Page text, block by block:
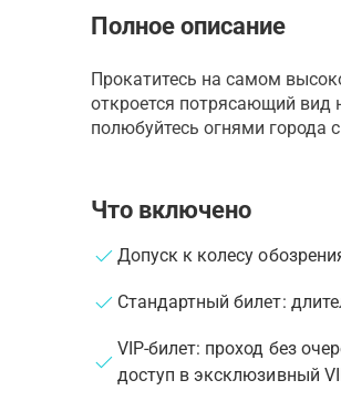
Полное описание
Прокатитесь на самом
откроется потрясающий вид
полюбуйтесь огнями города
Что включено
Допуск к колесу
Стандартный билет:
VIP-билет: проход без
доступ в эксклюзивный